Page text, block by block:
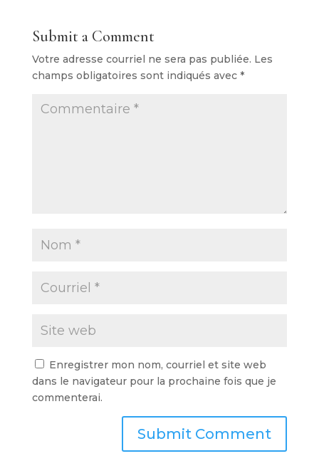
Submit a Comment
Votre adresse courriel ne sera pas publiée. Les
champs obligatoires sont indiqués avec *
Enregistrer mon nom, courriel et site web
dans le navigateur pour la prochaine fois que je
commenterai.